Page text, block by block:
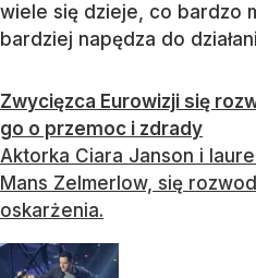
wiele się dzieje, co bardzo
bardziej napędza do
Zwycięzca Eurowizji się
go o przemoc i zdrady
Aktorka Ciara Janson i
Mans Zelmerlow, się
oskarżenia.